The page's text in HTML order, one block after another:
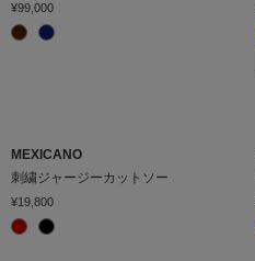
¥99,000
MEXICANO
刺繍ジャージーカットソー
¥19,800